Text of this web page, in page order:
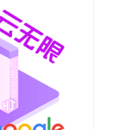
的相关性。2，内
定期更新，吸引
化：确保网站结
和搜索引擎抓取
部链接，提高网
网站加载速度、
搜索引擎友好